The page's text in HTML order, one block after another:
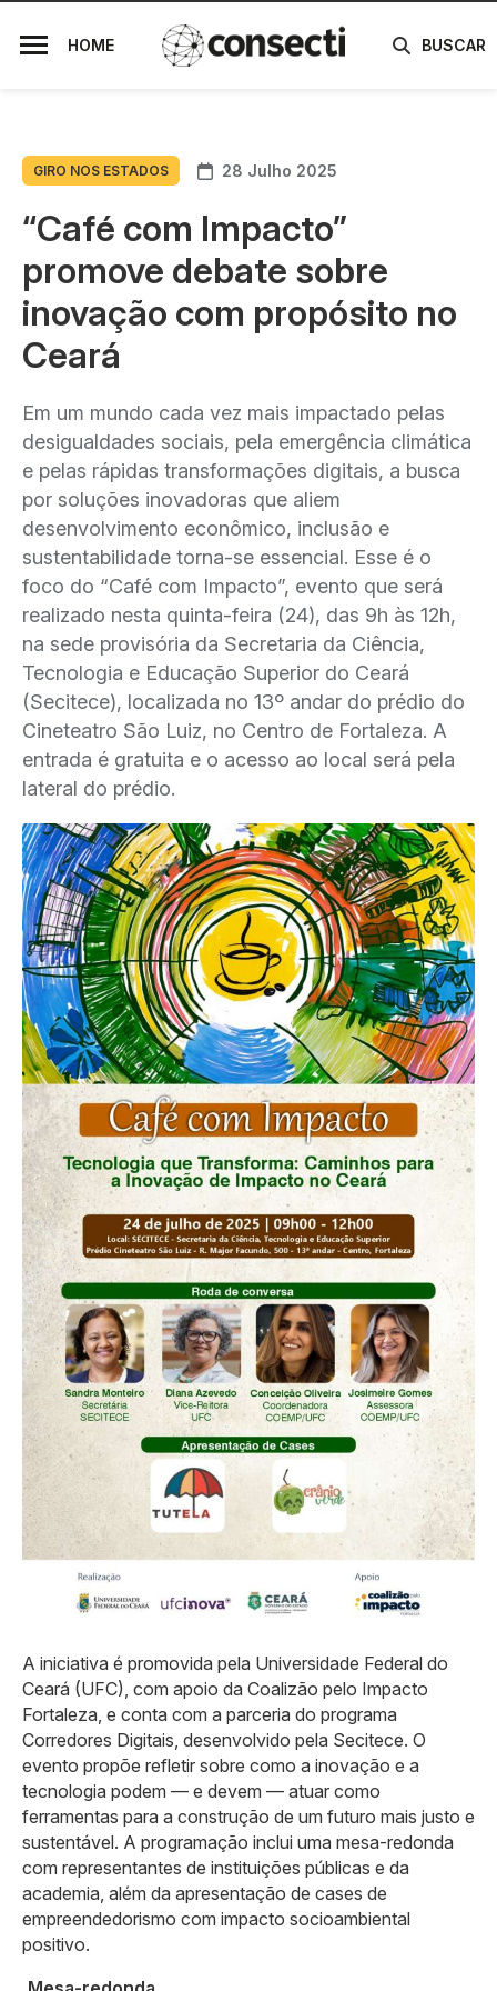
HOME BUSCAR
GIRO NOS ESTADOS 28 Julho 2025
“Café com Impacto”
promove debate sobre
inovação com propósito no
Ceará
Em um mundo cada vez mais impactado pelas
desigualdades sociais, pela emergência climática
e pelas rápidas transformações digitais, a busca
por soluções inovadoras que aliem
desenvolvimento econômico, inclusão e
sustentabilidade torna-se essencial. Esse é o
foco do “Café com Impacto”, evento que será
realizado nesta quinta-feira (24), das 9h às 12h,
na sede provisória da Secretaria da Ciência,
Tecnologia e Educação Superior do Ceará
(Secitece), localizada no 13º andar do prédio do
Cineteatro São Luiz, no Centro de Fortaleza. A
entrada é gratuita e o acesso ao local será pela
lateral do prédio.
A iniciativa é promovida pela Universidade Federal do
Ceará (UFC), com apoio da Coalizão pelo Impacto
Fortaleza, e conta com a parceria do programa
Corredores Digitais, desenvolvido pela Secitece. O
evento propõe refletir sobre como a inovação e a
tecnologia podem — e devem — atuar como
ferramentas para a construção de um futuro mais justo e
sustentável. A programação inclui uma mesa-redonda
com representantes de instituições públicas e da
academia, além da apresentação de cases de
empreendedorismo com impacto socioambiental
positivo.